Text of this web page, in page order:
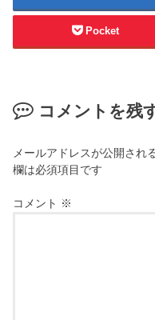
Pocket
コメントを残
メールアドレスが公開され
欄は必須項目です
コメント ※